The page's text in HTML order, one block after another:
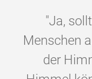
"Ja,
Menschen
der